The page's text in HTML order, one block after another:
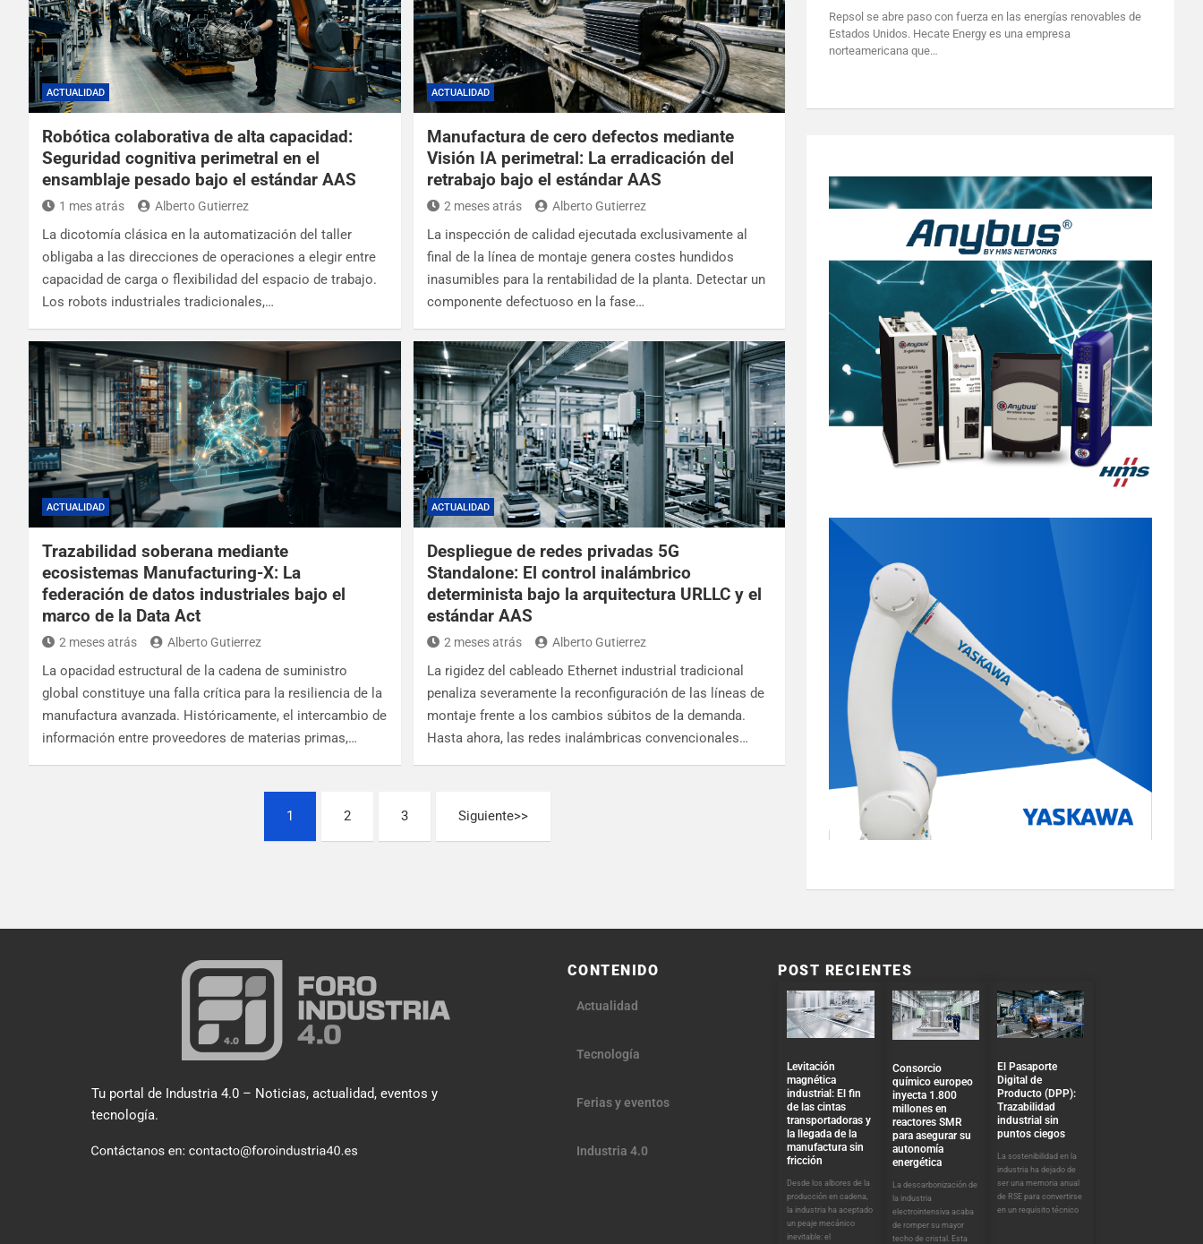
ACTUALIDAD
Robótica colaborativa de alta capacidad:
Seguridad cognitiva perimetral en el
ensamblaje pesado bajo el estándar AAS
1 mes atrás Alberto Gutierrez
La dicotomía clásica en la automatización del taller
obligaba a las direcciones de operaciones a elegir entre
capacidad de carga o flexibilidad del espacio de trabajo.
Los robots industriales tradicionales,…
ACTUALIDAD
Manufactura de cero defectos mediante
Visión IA perimetral: La erradicación del
retrabajo bajo el estándar AAS
2 meses atrás Alberto Gutierrez
La inspección de calidad ejecutada exclusivamente al
final de la línea de montaje genera costes hundidos
inasumibles para la rentabilidad de la planta. Detectar un
componente defectuoso en la fase…
ACTUALIDAD
Trazabilidad soberana mediante
ecosistemas Manufacturing-X: La
federación de datos industriales bajo el
marco de la Data Act
2 meses atrás Alberto Gutierrez
La opacidad estructural de la cadena de suministro
global constituye una falla crítica para la resiliencia de la
manufactura avanzada. Históricamente, el intercambio de
información entre proveedores de materias primas,…
ACTUALIDAD
Despliegue de redes privadas 5G
Standalone: El control inalámbrico
determinista bajo la arquitectura URLLC y el
estándar AAS
2 meses atrás Alberto Gutierrez
La rigidez del cableado Ethernet industrial tradicional
penaliza severamente la reconfiguración de las líneas de
montaje frente a los cambios súbitos de la demanda.
Hasta ahora, las redes inalámbricas convencionales…
1 2 3 Siguiente
Repsol se abre paso con fuerza en las energías renovables de
Estados Unidos. Hecate Energy es una empresa
norteamericana que…
Tu portal de Industria 4.0 – Noticias, actualidad, eventos y
tecnología.
CONTENIDO
Actualidad
Tecnología
Ferias y eventos
Industria 4.0
POST RECIENTES
Levitación
magnética
industrial: El fin
de las cintas
transportadoras y
la llegada de la
manufactura sin
fricción
Desde los albores de la
producción en cadena,
la industria ha aceptado
un peaje mecánico
inevitable: el
Consorcio
químico europeo
inyecta 1.800
millones en
reactores SMR
para asegurar su
autonomía
energética
La descarbonización de
la industria
electrointensiva acaba
de romper su mayor
techo de cristal. Esta
El Pasaporte
Digital de
Producto (DPP):
Trazabilidad
industrial sin
puntos ciegos
La sostenibilidad en la
industria ha dejado de
ser una memoria anual
de RSE para convertirse
en un requisito técnico